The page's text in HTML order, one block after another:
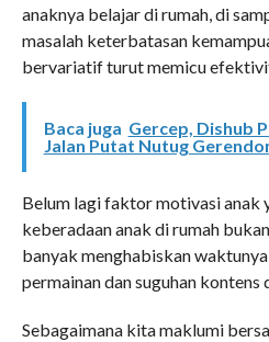
anaknya belajar di rumah, di
masalah keterbatasan
bervariatif turut memicu
Baca juga Gercep, Dishub
Jalan Putat Nutug
Belum lagi faktor motivasi anak
keberadaan anak di rumah
banyak menghabiskan
permainan dan suguhan kontens
Sebagaimana kita maklumi